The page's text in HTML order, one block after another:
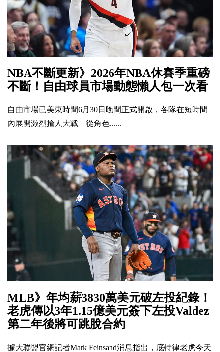
NBA不斷更新》2026年NBA休賽季重磅
不斷！自由球員市場動態懶人包一次看
自由市場已美東時間6月30日晚間正式開啟，各隊在短時間
內展開激烈搶人大戰，從角色......
MLB》年均薪3830萬美元破左投紀錄！
老虎傳以3年1.15億美元簽下左投Valdez
第二年後將可跳脫合約
據大聯盟官網記者Mark Feinsand消息指出，底特律老虎今天